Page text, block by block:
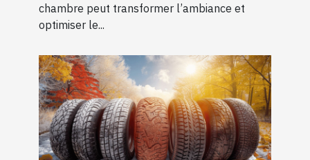
chambre peut transformer l’ambiance et
optimiser le...